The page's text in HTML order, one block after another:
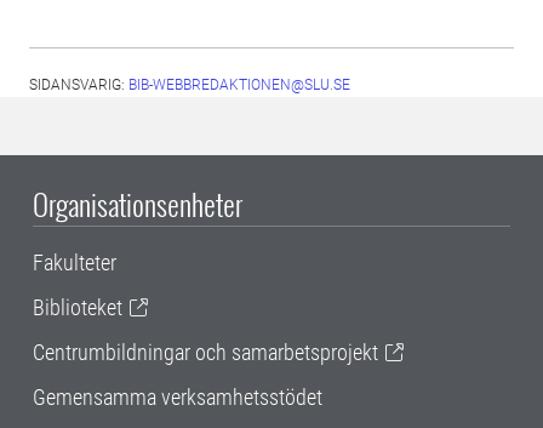
SIDANSVARIG: BIB-WEBBREDAKTIONEN@SLU.SE
Organisationsenheter
Fakulteter
Biblioteket
Centrumbildningar och samarbetsprojekt
Gemensamma verksamhetsstödet